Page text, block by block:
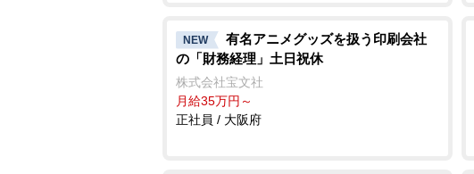
NEW
有名アニメグッズを扱う印刷会社
の「財務経理」土日祝休
株式会社宝文社
月給35万円～
正社員 / 大阪府